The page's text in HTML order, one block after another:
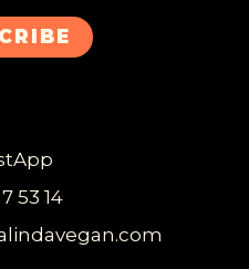
53 14